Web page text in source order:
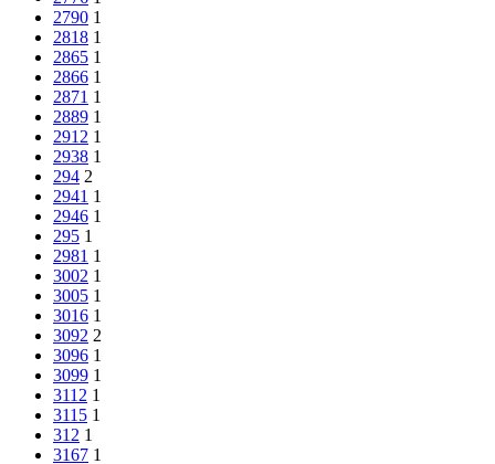
2790 1
2818 1
2865 1
2866 1
2871 1
2889 1
2912 1
2938 1
294 2
2941 1
2946 1
295 1
2981 1
3002 1
3005 1
3016 1
3092 2
3096 1
3099 1
3112 1
3115 1
312 1
3167 1